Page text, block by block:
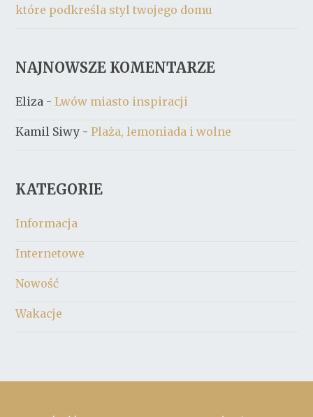
które podkreśla styl twojego domu
NAJNOWSZE KOMENTARZE
Eliza -Lwów miasto inspiracji
Kamil Siwy -Plaża, lemoniada i wolne
KATEGORIE
Informacja
Internetowe
Nowość
Wakacje